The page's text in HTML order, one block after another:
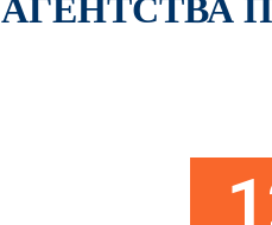
АГЕНТСТВА